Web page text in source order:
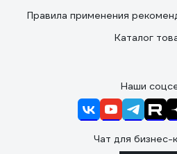
Правила применения
Каталог
Наши
Чат для бизнес-